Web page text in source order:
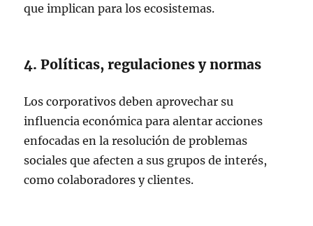
que implican para los ecosistemas.
4. Políticas, regulaciones y normas
Los corporativos deben aprovechar su
influencia económica para alentar acciones
enfocadas en la resolución de problemas
sociales que afecten a sus grupos de interés,
como colaboradores y clientes.